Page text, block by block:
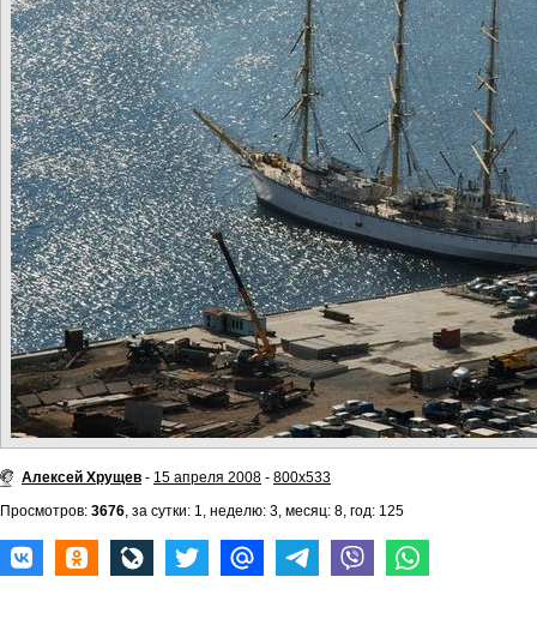
Алексей Хрущев - 15 апреля 2008 - 800x533
Просмотров: 3676, за сутки: 1, неделю: 3, месяц: 8, год: 125